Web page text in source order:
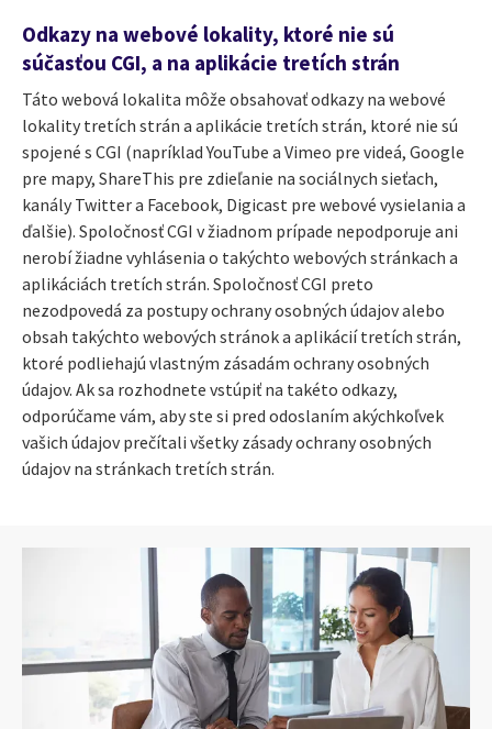
Odkazy na webové lokality, ktoré nie sú
súčasťou CGI, a na aplikácie tretích strán
Táto webová lokalita môže obsahovať odkazy na webové
lokality tretích strán a aplikácie tretích strán, ktoré nie sú
spojené s CGI (napríklad YouTube a Vimeo pre videá, Google
pre mapy, ShareThis pre zdieľanie na sociálnych sieťach,
kanály Twitter a Facebook, Digicast pre webové vysielania a
ďalšie). Spoločnosť CGI v žiadnom prípade nepodporuje ani
nerobí žiadne vyhlásenia o takýchto webových stránkach a
aplikáciách tretích strán. Spoločnosť CGI preto
nezodpovedá za postupy ochrany osobných údajov alebo
obsah takýchto webových stránok a aplikácií tretích strán,
ktoré podliehajú vlastným zásadám ochrany osobných
údajov. Ak sa rozhodnete vstúpiť na takéto odkazy,
odporúčame vám, aby ste si pred odoslaním akýchkoľvek
vašich údajov prečítali všetky zásady ochrany osobných
údajov na stránkach tretích strán.